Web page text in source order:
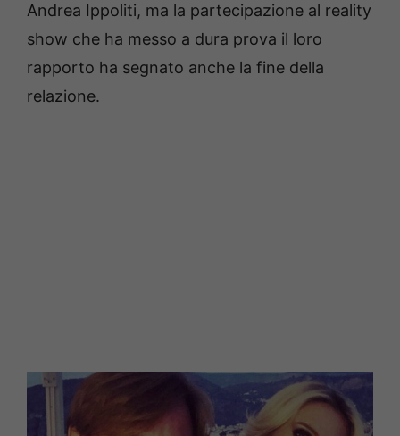
Andrea Ippoliti, ma la partecipazione al reality
show che ha messo a dura prova il loro
rapporto ha segnato anche la fine della
relazione.